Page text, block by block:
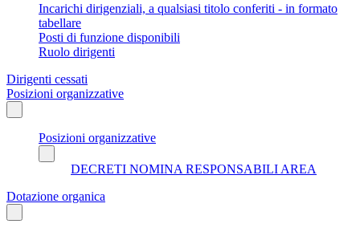
Incarichi dirigenziali, a qualsiasi titolo conferiti - in formato
tabellare
Posti di funzione disponibili
Ruolo dirigenti
Dirigenti cessati
Posizioni organizzative
Posizioni organizzative
DECRETI NOMINA RESPONSABILI AREA
Dotazione organica